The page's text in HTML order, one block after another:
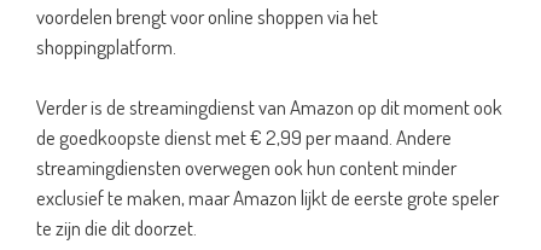
voordelen brengt voor online shoppen via het
shoppingplatform.
Verder is de streamingdienst van Amazon op dit moment ook
de goedkoopste dienst met € 2,99 per maand. Andere
streamingdiensten overwegen ook hun content minder
exclusief te maken, maar Amazon lijkt de eerste grote speler
te zijn die dit doorzet.